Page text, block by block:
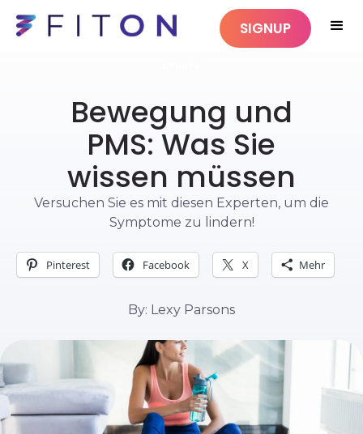
SIGNUP
Bewegung und
PMS: Was Sie
wissen müssen
Versuchen Sie es mit diesen Experten, um die
Symptome zu lindern!
Pinterest Facebook X Mehr
By: Lexy Parsons